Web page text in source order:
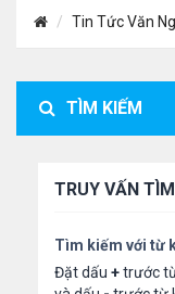
Tin Tức Văn
TÌM KIẾM
TRUY VẤN
Tìm kiếm với từ
Đặt dấu +trước